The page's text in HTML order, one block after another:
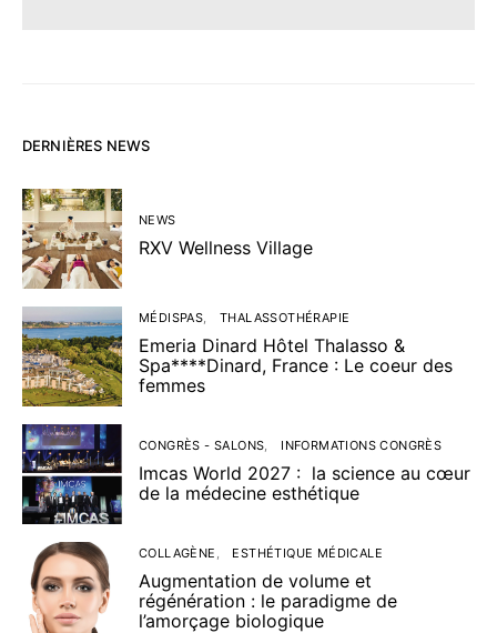
DERNIÈRES NEWS
NEWS
RXV Wellness Village
MÉDISPAS THALASSOTHÉRAPIE
Emeria Dinard Hôtel Thalasso &
Spa****Dinard, France : Le coeur des
femmes
CONGRÈS - SALONS INFORMATIONS CONGRÈS
Imcas World 2027 : la science au cœur
de la médecine esthétique
COLLAGÈNE ESTHÉTIQUE MÉDICALE
Augmentation de volume et
régénération : le paradigme de
l’amorçage biologique